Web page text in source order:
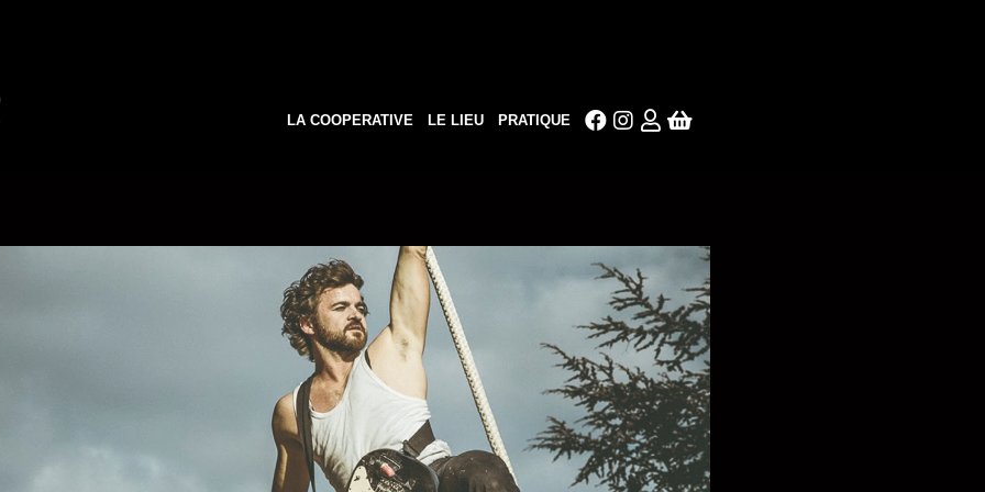
LA COOPERATIVE LE LIEU PRATIQUE